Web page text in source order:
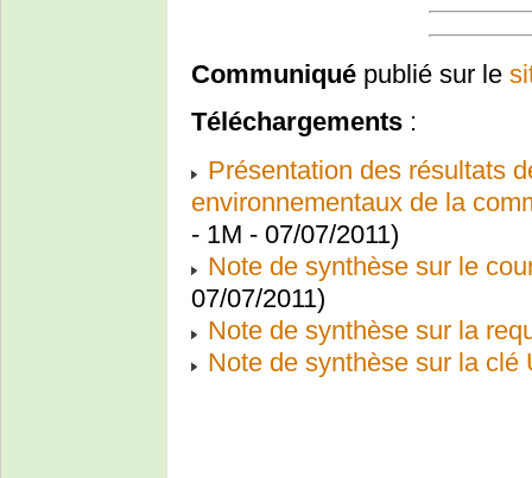
Communiqué publié sur le
Téléchargements :
Présentation des résultats
environnementaux de la
- 1M - 07/07/2011)
Note de synthèse sur le
07/07/2011)
Note de synthèse sur la
Note de synthèse sur la clé